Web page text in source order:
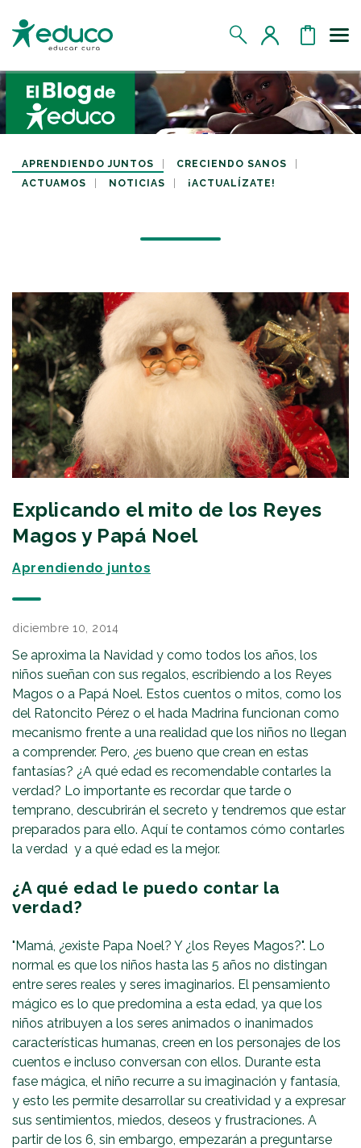
MIS DATOS
MIS APADRINADOS
MIS RETOS SOLIDARIOS
CERRAR SESIÓN
APRENDIENDO JUNTOS
CRECIENDO SANOS
ACTUAMOS
NOTICIAS ¡ACTUALÍZATE!
Explicando el mito de los Reyes
Magos y Papá Noel
Aprendiendo juntos
diciembre 10, 2014
Se aproxima la Navidad y como todos los años, los
niños sueñan con sus regalos, escribiendo a los Reyes
Magos o a Papá Noel. Estos cuentos o mitos, como los
del Ratoncito Pérez o el hada Madrina funcionan como
mecanismo frente a una realidad que los niños no llegan
a comprender. Pero, ¿es bueno que crean en estas
fantasías? ¿A qué edad es recomendable contarles la
verdad? Lo importante es recordar que tarde o
temprano, descubrirán el secreto y tendremos que estar
preparados para ello. Aquí te contamos cómo contarles
la verdad y a qué edad es la mejor.
¿A qué edad le puedo contar la
verdad?
"Mamá, ¿existe Papa Noel? Y ¿los Reyes Magos?". Lo
normal es que los niños hasta las 5 años no distingan
entre seres reales y seres imaginarios. El pensamiento
mágico es lo que predomina a esta edad, ya que los
niños atribuyen a los seres animados o inanimados
características humanas, creen en los personajes de los
cuentos e incluso conversan con ellos. Durante esta
fase mágica, el niño recurre a su imaginación y fantasía,
y esto les permite desarrollar su creatividad y a expresar
sus sentimientos, miedos, deseos y frustraciones. A
partir de los 6, sin embargo, empezarán a preguntarse